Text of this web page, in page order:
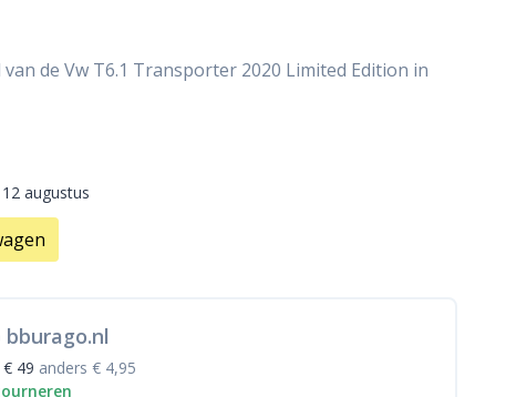
de Vw T6.1 Transporter 2020 Limited Edition in
augustus
49 anders € 4,95